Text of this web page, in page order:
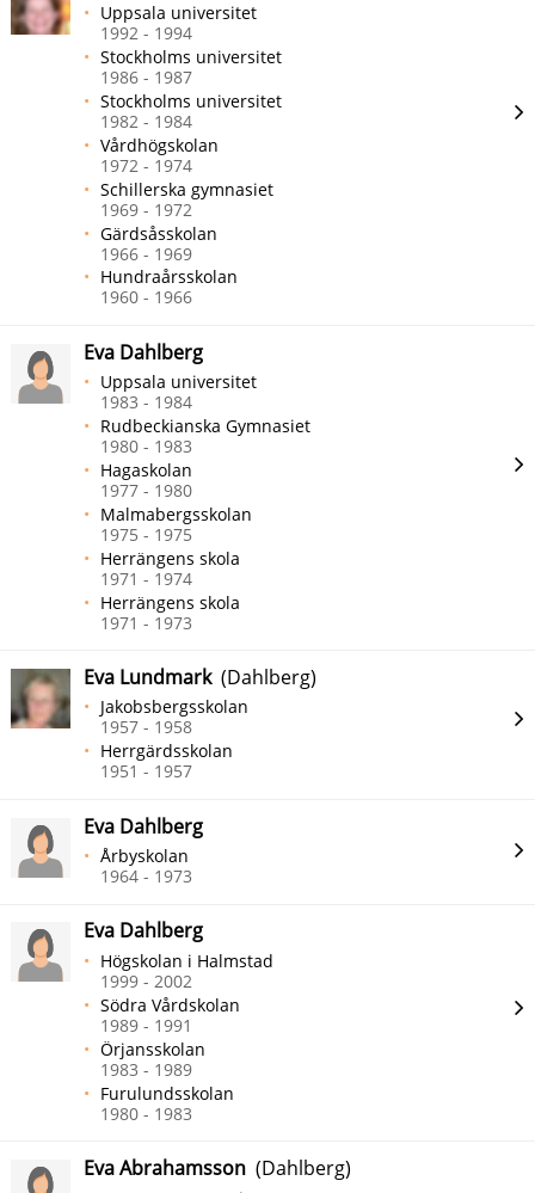
Uppsala universitet
1992 - 1994
Stockholms universitet
1986 - 1987
Stockholms universitet
1982 - 1984
Vårdhögskolan
1972 - 1974
Schillerska gymnasiet
1969 - 1972
Gärdsåsskolan
1966 - 1969
Hundraårsskolan
1960 - 1966
Eva Dahlberg
Uppsala universitet
1983 - 1984
Rudbeckianska Gymnasiet
1980 - 1983
Hagaskolan
1977 - 1980
Malmabergsskolan
1975 - 1975
Herrängens skola
1971 - 1974
Herrängens skola
1971 - 1973
Eva Lundmark(Dahlberg)
Jakobsbergsskolan
1957 - 1958
Herrgärdsskolan
1951 - 1957
Eva Dahlberg
Årbyskolan
1964 - 1973
Eva Dahlberg
Högskolan i Halmstad
1999 - 2002
Södra Vårdskolan
1989 - 1991
Örjansskolan
1983 - 1989
Furulundsskolan
1980 - 1983
Eva Abrahamsson (Dahlberg)